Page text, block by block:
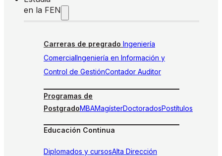
en la FEN
Carreras de pregrado Ingeniería
ComercialIngeniería en Información y
Control de GestiónContador Auditor
Programas de
PostgradoMBAMagísterDoctoradosPostítulos
Educación Continua
Diplomados y cursosAlta Dirección